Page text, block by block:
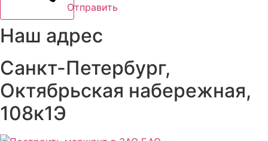
Отправить
Наш адрес
Санкт-Петербург,
Октябрьская набережная,
108к1Э